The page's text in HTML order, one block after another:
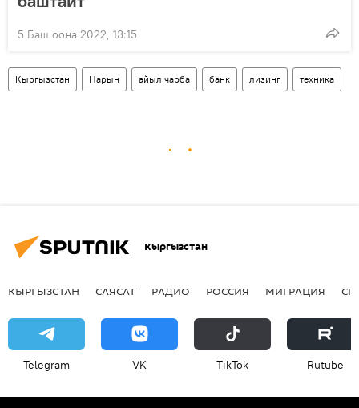
5 Баш оона 2022, 13:15
Кыргызстан Нарын айыл чарба банк лизинг техника
Кыргызстан
КЫРГЫЗСТАН САЯСАТ РАДИО РОССИЯ МИГРАЦИЯ
Telegram VK ТikТоk Rutube